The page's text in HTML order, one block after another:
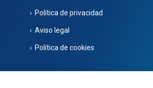
Política de privacidad
Aviso legal
Política de cookies